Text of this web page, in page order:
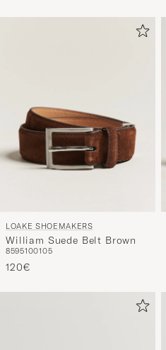
LOAKE SHOEMAKERS
William Suede Belt Brown
8595100105
120€